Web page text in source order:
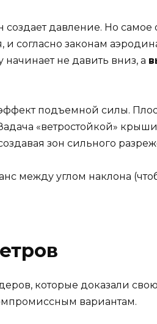
создает давление. Но
и согласно законам
не давить вниз, а
подъемной силы.
«ветростойкой»
зон сильного
между углом наклона
которые доказали
вариантам.